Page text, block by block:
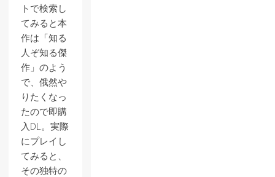
トで検索し
てみると本
作は「知る
人ぞ知る傑
作」のよう
で、俄然や
りたくなっ
たので即購
入DL。実際
にプレイし
てみると、
その独特の